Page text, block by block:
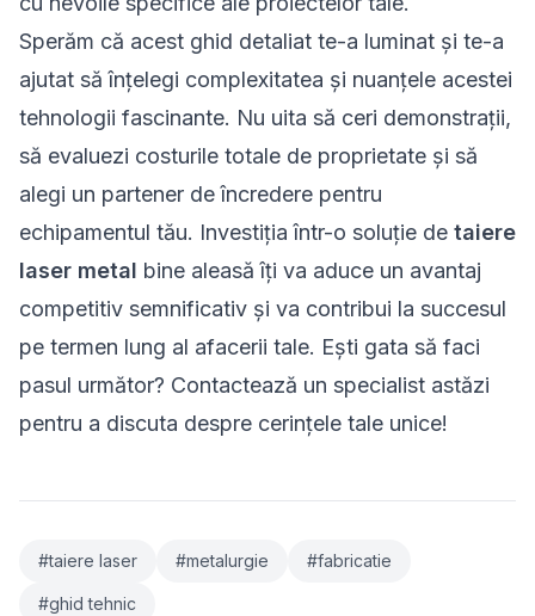
Sperăm că acest ghid detaliat te-a luminat și te-a
ajutat să înțelegi complexitatea și nuanțele acestei
tehnologii fascinante. Nu uita să ceri demonstrații,
să evaluezi costurile totale de proprietate și să
alegi un partener de încredere pentru
echipamentul tău. Investiția într-o soluție de taiere
laser metal bine aleasă îți va aduce un avantaj
competitiv semnificativ și va contribui la succesul
pe termen lung al afacerii tale. Ești gata să faci
pasul următor? Contactează un specialist astăzi
pentru a discuta despre cerințele tale unice!
#taiere laser #metalurgie #fabricatie
#ghid tehnic